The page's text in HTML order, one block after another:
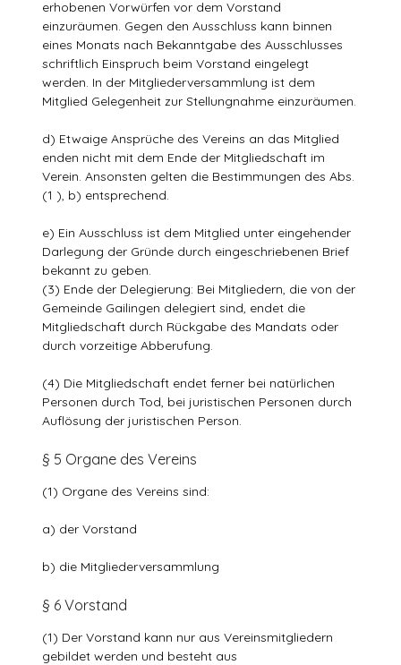
erhobenen Vorwürfen vor dem Vorstand
einzuräumen. Gegen den Ausschluss kann binnen
eines Monats nach Bekanntgabe des Ausschlusses
schriftlich Einspruch beim Vorstand eingelegt
werden. In der Mitgliederversammlung ist dem
Mitglied Gelegenheit zur Stellungnahme einzuräumen.
d) Etwaige Ansprüche des Vereins an das Mitglied
enden nicht mit dem Ende der Mitgliedschaft im
Verein. Ansonsten gelten die Bestimmungen des Abs.
(1 ), b) entsprechend.
e) Ein Ausschluss ist dem Mitglied unter eingehender
Darlegung der Gründe durch eingeschriebenen Brief
bekannt zu geben.
(3) Ende der Delegierung: Bei Mitgliedern, die von der
Gemeinde Gailingen delegiert sind, endet die
Mitgliedschaft durch Rückgabe des Mandats oder
durch vorzeitige Abberufung.
(4) Die Mitgliedschaft endet ferner bei natürlichen
Personen durch Tod, bei juristischen Personen durch
Auflösung der juristischen Person.
§ 5 Organe des Vereins
(1) Organe des Vereins sind:
a) der Vorstand
b) die Mitgliederversammlung
§ 6 Vorstand
(1) Der Vorstand kann nur aus Vereinsmitgliedern
gebildet werden und besteht aus